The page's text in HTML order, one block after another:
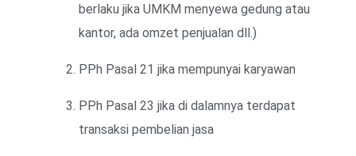
berlaku jika UMKM menyewa gedung atau
kantor, ada omzet penjualan dll.)
PPh Pasal 21 jika mempunyai karyawan
PPh Pasal 23 jika di dalamnya terdapat
transaksi pembelian jasa